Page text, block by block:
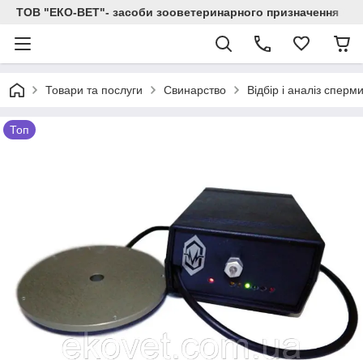
ТОВ "ЕКО-ВЕТ"- засоби зооветеринарного призначення
Товари та послуги Свинарство Відбір і аналіз
Топ